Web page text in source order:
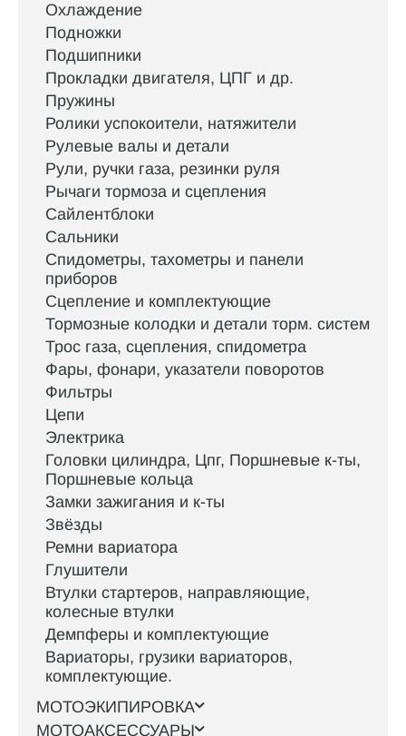
Охлаждение
Подножки
Подшипники
Прокладки двигателя, ЦПГ и др.
Пружины
Ролики успокоители, натяжители
Рулевые валы и детали
Рули, ручки газа, резинки руля
Рычаги тормоза и сцепления
Сайлентблоки
Сальники
Спидометры, тахометры и панели
приборов
Сцепление и комплектующие
Тормозные колодки и детали торм. систем
Трос газа, сцепления, спидометра
Фары, фонари, указатели поворотов
Фильтры
Цепи
Электрика
Головки цилиндра, Цпг, Поршневые к-ты,
Поршневые кольца
Замки зажигания и к-ты
Звёзды
Ремни вариатора
Глушители
Втулки стартеров, направляющие,
колесные втулки
Демпферы и комплектующие
Вариаторы, грузики вариаторов,
комплектующие.
МОТОЭКИПИРОВКА
МОТОАКСЕССУАРЫ